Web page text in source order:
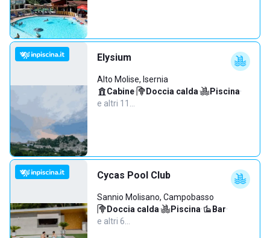
Elysium
Alto Molise, Isernia
Cabine· Doccia calda· Piscina·
e altri 11…
Cycas Pool Club
Sannio Molisano, Campobasso
Doccia calda· Piscina· Bar·
e altri 6…